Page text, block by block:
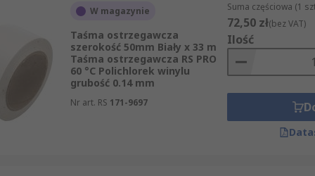
W magazynie
Taśma ostrzegawcza
szerokość 50mm Biały x 33 m
Taśma ostrzegawcza RS PRO
60 °C Polichlorek winylu
grubość 0.14 mm
Nr art. RS 171-9697
Suma częściowa (1
72,50 zł(bez VAT)
Ilość